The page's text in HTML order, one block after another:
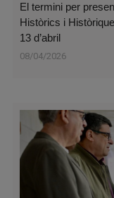
El termini per
Històrics i
13 d’abril
08/04/2026